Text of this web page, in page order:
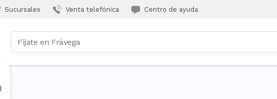
Sucursales Venta telefónica Centro de ayuda